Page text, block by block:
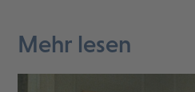
Mehr lesen